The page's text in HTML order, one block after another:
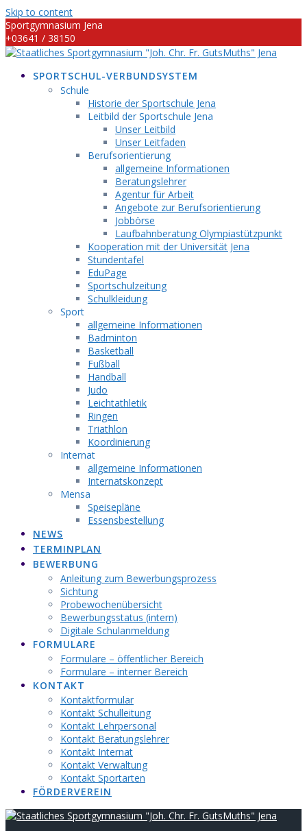
Skip to content
Sportgymnasium Jena
+03641 / 38150
info@sportgymnasium-jena.info
SPORTSCHUL-VERBUNDSYSTEM
Schule
Historie der Sportschule Jena
Leitbild der Sportschule Jena
Unser Leitbild
Unser Leitfaden
Berufsorientierung
allgemeine Informationen
Beratungslehrer
Agentur für Arbeit
Angebote zur Berufsorientierung
Jobbörse
Laufbahnberatung Olympiastützpunkt
Kooperation mit der Universität Jena
Stundentafel
EduPage
Sportschulzeitung
Schulkleidung
Sport
allgemeine Informationen
Badminton
Basketball
Fußball
Handball
Judo
Leichtathletik
Ringen
Triathlon
Koordinierung
Internat
allgemeine Informationen
Internatskonzept
Mensa
Speisepläne
Essensbestellung
NEWS
TERMINPLAN
BEWERBUNG
Anleitung zum Bewerbungsprozess
Sichtung
Probewochenübersicht
Bewerbungsstatus (intern)
Digitale Schulanmeldung
FORMULARE
Formulare – öffentlicher Bereich
Formulare – interner Bereich
KONTAKT
Kontaktformular
Kontakt Schulleitung
Kontakt Lehrpersonal
Kontakt Beratungslehrer
Kontakt Internat
Kontakt Verwaltung
Kontakt Sportarten
FÖRDERVEREIN